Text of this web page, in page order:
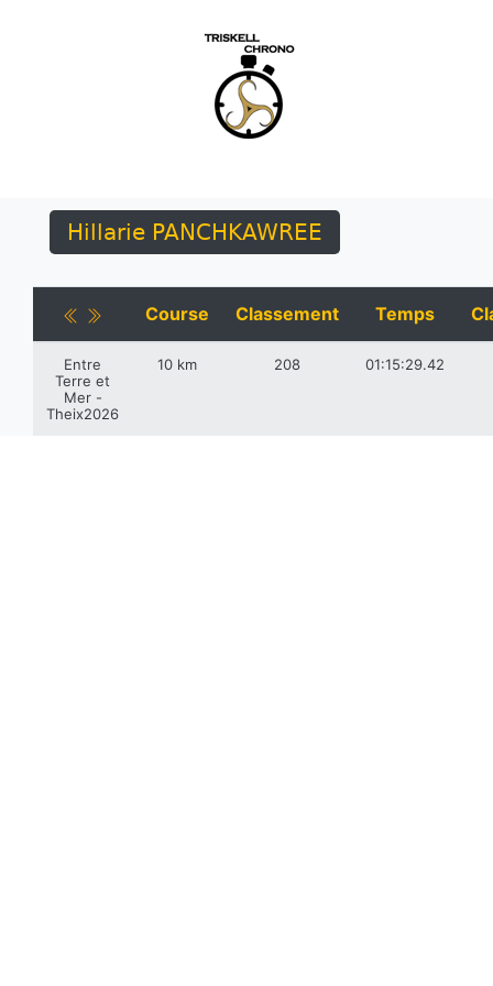
Hillarie PANCHKAWREE
Course Classement Temps
Entre
Terre et
Mer -
Theix2026
10 km 208 01:15:29.42